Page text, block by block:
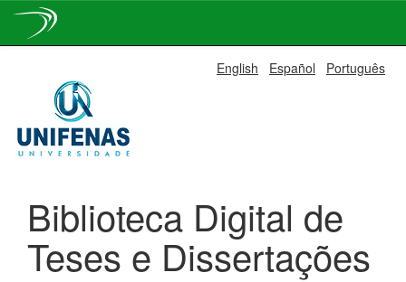
navigation
English Español Português
Biblioteca Digital de
Teses e Dissertações